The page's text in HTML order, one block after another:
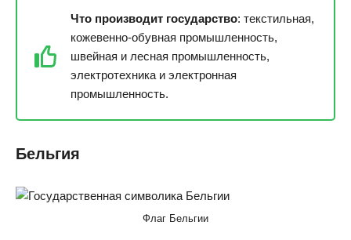
Что производит государство: текстильная,
кожевенно-обувная промышленность,
швейная и лесная промышленность,
электротехника и электронная
промышленность.
Бельгия
Флаг Бельгии